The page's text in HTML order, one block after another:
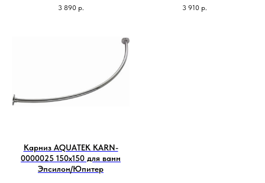
3 890 р. 3 910 р.
Карниз AQUATEK KARN-
0000025 150х150 для ванн
Эпсилон/Юпитер